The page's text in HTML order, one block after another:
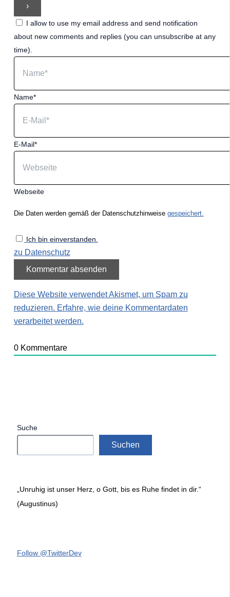
I allow to use my email address and send notification
about new comments and replies (you can unsubscribe at any
time).
Name*
E-Mail*
Webseite
Die Daten werden gemäß der Datenschutzhinweise gespeichert.
Ich bin einverstanden.
zu Datenschutz
Diese Website verwendet Akismet, um Spam zu
reduzieren. Erfahre, wie deine Kommentardaten
verarbeitet werden.
0Kommentare
Suche
Suchen
„Unruhig ist unser Herz, o Gott, bis es Ruhe findet in dir.“
(Augustinus)
Follow @TwitterDev